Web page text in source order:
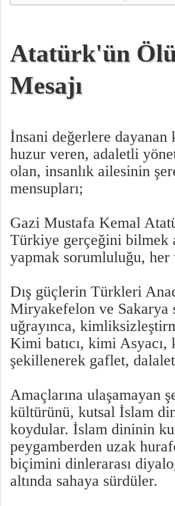
Atatürk'ün
Mesajı
İnsani değerlere
huzur veren, adaletli
olan, insanlık ailesinin
mensupları;
Gazi Mustafa Kemal
Türkiye gerçeğini bilmek
yapmak sorumluluğu, her
Dış güçlerin Türkleri
Miryakefelon ve Sakarya
uğrayınca,
Kimi batıcı, kimi
şekillenerek gaflet,
Amaçlarına ulaşamayan
kültürünü, kutsal İslam
koydular. İslam dininin
peygamberden uzak
biçimini dinlerarası
altında sahaya sürdüler.